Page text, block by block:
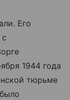
Его
1944 года
тюрьме